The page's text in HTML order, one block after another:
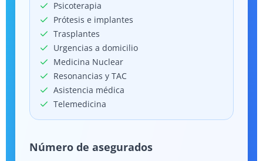
Psicoterapia
Prótesis e implantes
Trasplantes
Urgencias a domicilio
Medicina Nuclear
Resonancias y TAC
Asistencia médica
Telemedicina
Número de asegurados